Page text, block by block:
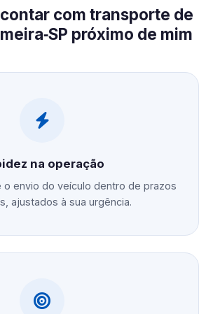
com transporte de
próximo de mim
na operação
o envio do veículo dentro de prazos
ajustados à sua urgência.